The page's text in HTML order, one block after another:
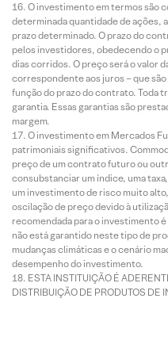
O investimento em termos são
determinada quantidade de ações,
prazo determinado. O prazo do
pelos investidores, obedecendo o
dias corridos. O preço será o valor
correspondente aos juros – que
função do prazo do contrato. Toda
garantia. Essas garantias são
margem.
O investimento em Mercados
patrimoniais significativos.
preço de um contrato futuro ou
consubstanciar um índice, uma
um investimento de risco muito
oscilação de preço devido à
recomendada para o investimento
não está garantido neste tipo de
mudanças climáticas e o cenário
desempenho do investimento.
ESTA INSTITUIÇÃO É
DISTRIBUIÇÃO DE PRODUTOS DE